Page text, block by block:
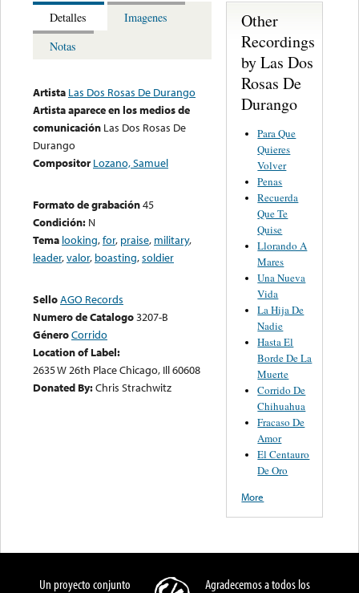
Detalles
Imagenes
Notas
Artista Las Dos Rosas De Durango
Artista aparece en los medios de
comunicación Las Dos Rosas De
Durango
Compositor Lozano, Samuel
Formato de grabación45
Condición: N
Tema looking,for, praise, military,
leader,valor, boasting,soldier
SelloAGO Records
Numero de Catalogo3207-B
GéneroCorrido
Location of Label:
2635 W 26th Place Chicago, Ill 60608
Donated By:Chris Strachwitz
Other
Recordings
by Las Dos
Rosas De
Durango
Para Que
Quieres
Volver
Penas
Recuerda
Que Te
Quise
Llorando A
Mares
Una Nueva
Vida
La Hija De
Nadie
Hasta El
Borde De La
Muerte
Corrido De
Chihuahua
Fracaso De
Amor
El Centauro
De Oro
More
Un proyecto conjunto
Agradecemos a todos los